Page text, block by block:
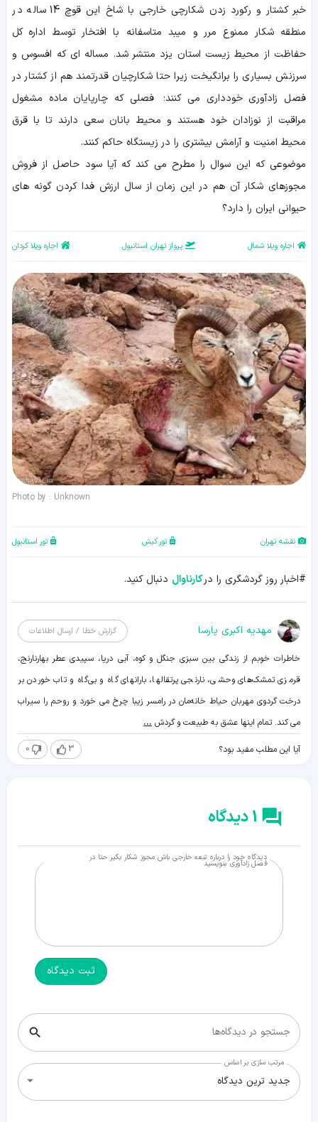
خبر کشتار و رکورد زدن شکارچی خارجی با شاخ این قوچ 14 ساله در
منطقه شکار ممنوع مرر و میبد متاسفانه با افتخار توسط اداره کل
حفاظت از محیط زیست استان یزد منتشر شد. مساله ای که افسوس و
سرزنش بسیاری را برانگیخت زیرا حتا شکارچیان قدرتمند هم از کشتار در
فصل زادآوری خودداری می کنند؛ فصلی که چارپایان ماده مشغول
مراقبت از نوزادان خود هستند و محیط بانان سعی دارند تا با قرق
محیط امنیت و آرامش بیشتری را در زیستگاه حاکم کنند.
موضوعی که این سوال را مطرح می کند که آیا سود حاصل از فروش
مجوزهای شکار آن هم در این زمان از سال ارزش فدا کردن گونه های
حیوانی ایران را دارد؟
اجاره ویلا شمال پرواز تهران استانبول اجاره ویلا کردان
Photo by : Unknown
نقشه تهران تور کیش تور استانبول
#اخبار روز گردشگری را درکارناوال دنبال کنید.
مهدیه اکبری پارسا گزارش خطا / ارسال اطلاعات
خاطرات خوبم از زندگی بین سبزی جنگل و کوه، آبی دریا، سپیدی عطر بهارنارنج،
قرمزی تمشک‌های وحشی، نارنجی پرتقالها، بارانهای گاه و بی‌گاه و تاب خوردن بر
درخت گردوی مهربان حیاط خانه‌مان در رامسر زیبا چرخ می خورد و روحم را سیراب
می کند. تمام اینها عشق به طبیعت و گردش ...
آیا این مطلب مفید بود؟ 3
0
1 دیدگاه
دیدگاه خود را درباره تبعه خارجی باش مجوز شکار بگیر حتا در
فصل زادآوری بنویسید
ثبت دیدگاه
جستجو در دیدگاه‌ها
مرتب سازی بر اساس
جدید ترین دیدگاه